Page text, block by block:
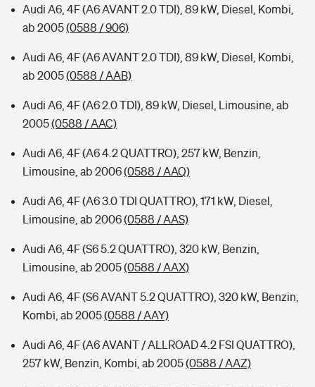
Audi A6, 4F (A6 AVANT 2.0 TDI), 89 kW, Diesel, Kombi,
ab 2005(0588 / 906)
Audi A6, 4F (A6 AVANT 2.0 TDI), 89 kW, Diesel, Kombi,
ab 2005(0588 / AAB)
Audi A6, 4F (A6 2.0 TDI), 89 kW, Diesel, Limousine, ab
2005(0588 / AAC)
Audi A6, 4F (A6 4.2 QUATTRO), 257 kW, Benzin,
Limousine, ab 2006(0588 / AAQ)
Audi A6, 4F (A6 3.0 TDI QUATTRO), 171 kW, Diesel,
Limousine, ab 2006(0588 / AAS)
Audi A6, 4F (S6 5.2 QUATTRO), 320 kW, Benzin,
Limousine, ab 2005(0588 / AAX)
Audi A6, 4F (S6 AVANT 5.2 QUATTRO), 320 kW, Benzin,
Kombi, ab 2005(0588 / AAY)
Audi A6, 4F (A6 AVANT / ALLROAD 4.2 FSI QUATTRO),
257 kW, Benzin, Kombi, ab 2005(0588 / AAZ)